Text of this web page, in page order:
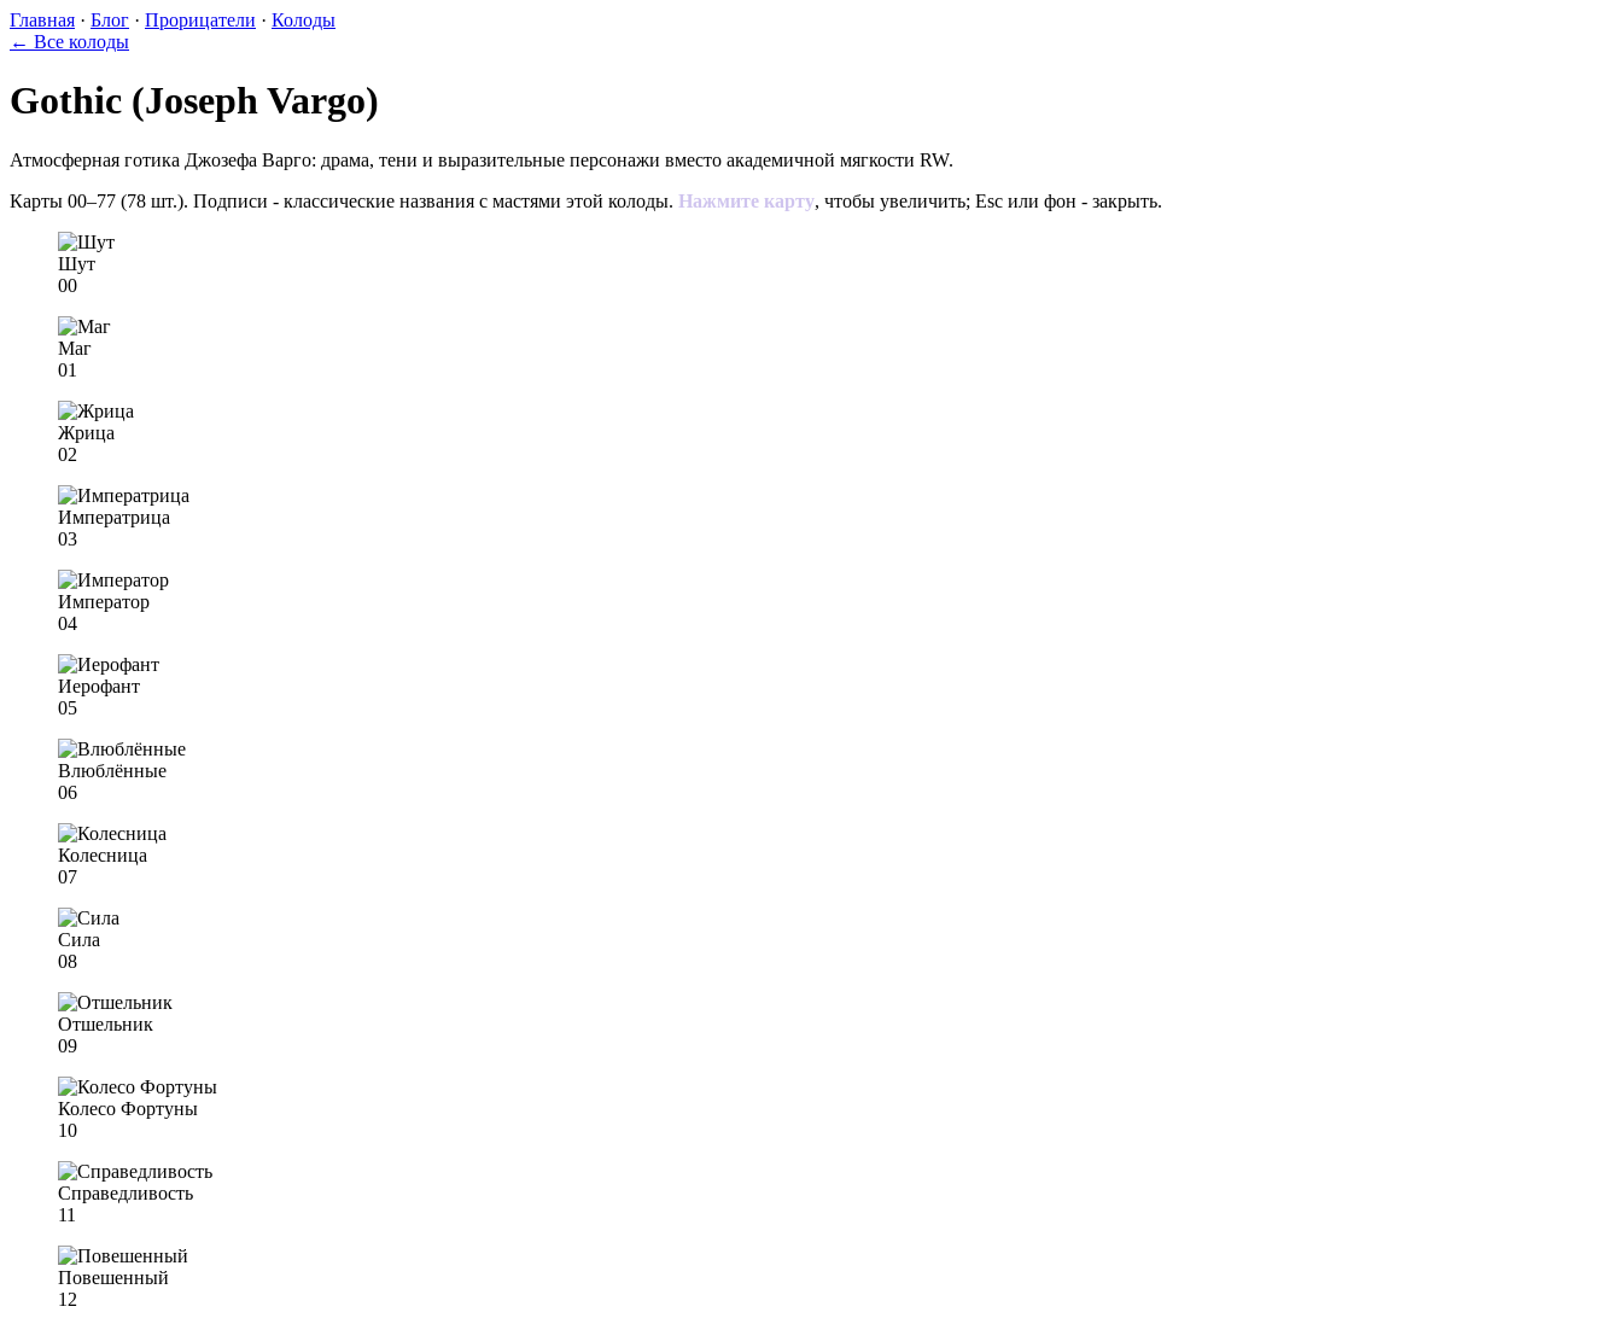
Главная · Блог · Прорицатели · Колоды
← Все колоды
Gothic (Joseph Vargo)
Атмосферная готика Джозефа Варго: драма, тени и выразительные персонажи вместо академичной мягкости RW.
Карты 00–77 (78 шт.). Подписи - классические названия с мастями этой колоды. Нажмите карту, чтобы увеличить; Esc или фон - закрыть.
Шут
00
Маг
01
Жрица
02
Императрица
03
Император
04
Иерофант
05
Влюблённые
06
Колесница
07
Сила
08
Отшельник
09
Колесо Фортуны
10
Справедливость
11
Повешенный
12